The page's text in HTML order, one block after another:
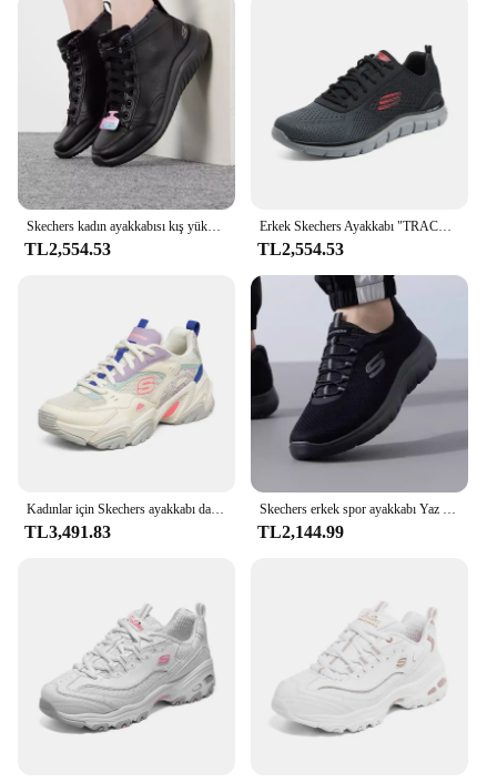
TL2,554.53
Erkek Skechers Ayakkabı "TRACK" Günlük Spor Ayakkabı, Modaya Uygun, Nefes Alabilen, Erkek Spor Ayakkabı
TL2,554.53
TL3,491.83 TL2,144.99